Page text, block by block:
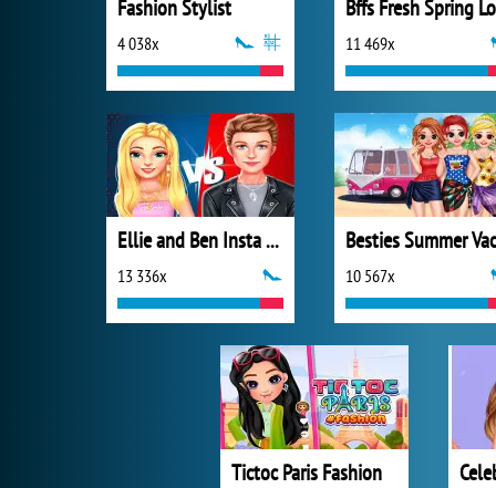
Fashion Stylist
4 038x 11 469x
Ellie and Ben Insta Fashion
13 336x 10 567x
Tictoc Paris Fashion